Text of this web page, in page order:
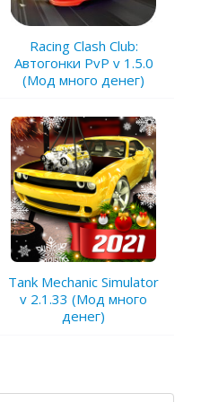
Racing Clash Club:
Автогонки PvP v 1.5.0
(Мод много денег)
Tank Mechanic Simulator
v 2.1.33 (Мод много
денег)